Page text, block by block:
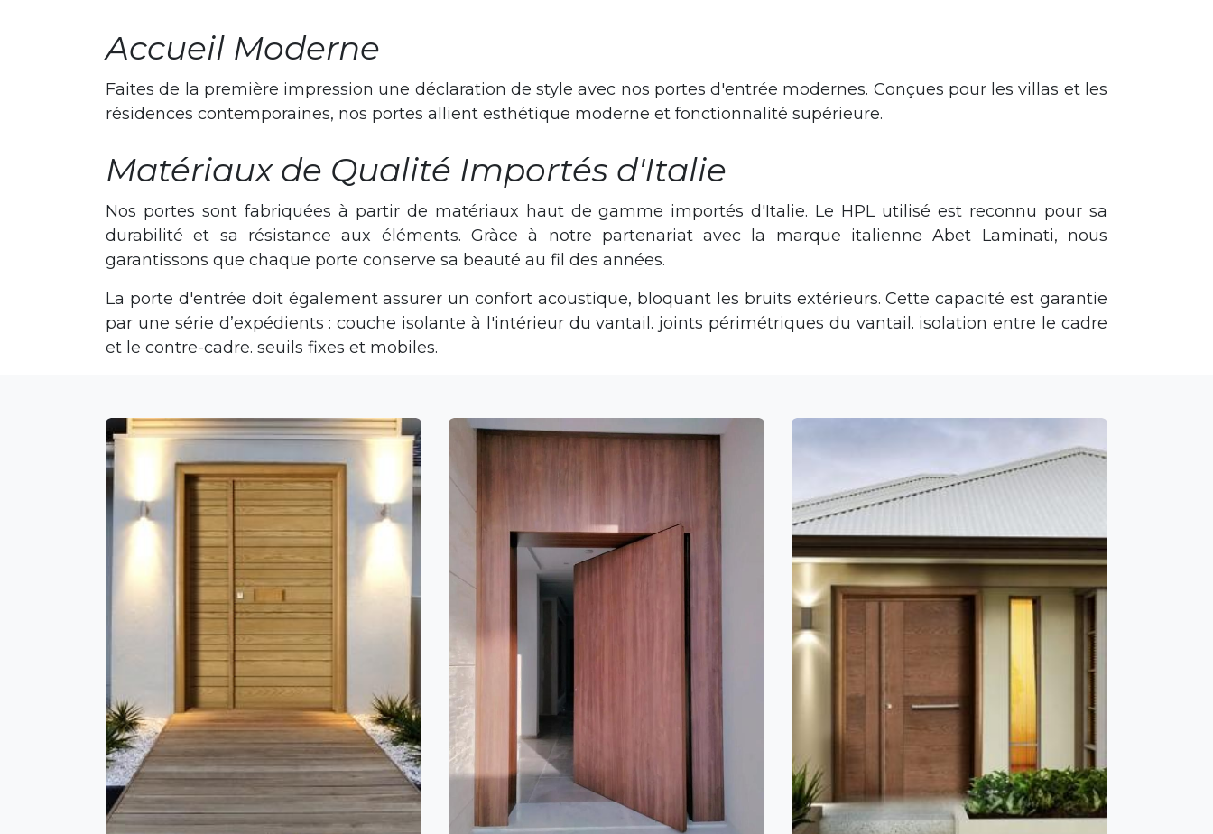
Accueil Moderne
Faites de la première impression une déclaration de style avec nos portes d'entrée modernes. Conçues pour les villas et les
résidences contemporaines, nos portes allient esthétique moderne et fonctionnalité supérieure.
Matériaux de Qualité Importés d'Italie
Nos portes sont fabriquées à partir de matériaux haut de gamme importés d'Italie. Le HPL utilisé est reconnu pour sa
durabilité et sa résistance aux éléments. Gràce à notre partenariat avec la marque italienne Abet Laminati, nous
garantissons que chaque porte conserve sa beauté au fil des années.
La porte d'entrée doit également assurer un confort acoustique, bloquant les bruits extérieurs. Cette capacité est garantie
par une série d’expédients : couche isolante à l'intérieur du vantail. joints périmétriques du vantail. isolation entre le cadre
et le contre-cadre. seuils fixes et mobiles.